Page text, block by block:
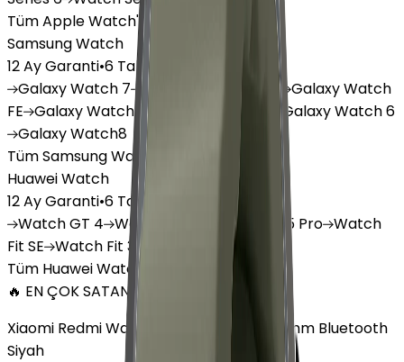
Tüm Apple Watch'lar
Samsung Watch
12 Ay Garanti•6 Taksit
GalaxyWatch 7 Galaxy Watch Ultra GalaxyWatch
FE GalaxyWatch 4 Watch 5 GalaxyWatch 6
GalaxyWatch8
Tüm Samsung Watch'lar
Huawei Watch
12 Ay Garanti•6 Taksit
WatchGT 4 Watch Watch GT 5 Pro Watch
Fit SE Watch Fit 3
GT3 Pro
Tüm Huawei Watch'lar
🔥 EN ÇOK SATAN
Xiaomi Redmi Watch 3 Active Plastik 47mm Bluetooth
Siyah